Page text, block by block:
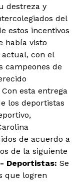
destreza y
del
estos incentivos
había visto
con el
campeones de
esta entrega
los deportistas
de acuerdo a
de la siguiente
- Deportistas: Se
que logren